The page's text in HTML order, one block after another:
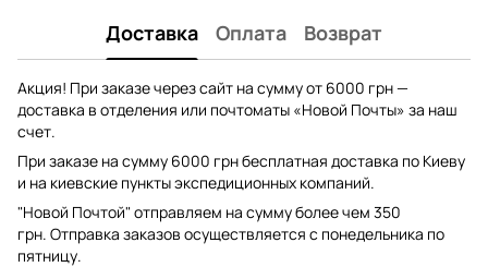
Доставка Оплата Возврат
Акция! При заказе через сайт на сумму от 6000 грн —
доставка в отделения или почтоматы «Новой Почты» за наш
счет.
При заказе на сумму 6000 грн бесплатная доставка по Киеву
и на киевские пункты экспедиционных компаний.
"Новой Почтой" отправляем на сумму более чем 350
грн. Отправка заказов осуществляется с понедельника по
пятницу.